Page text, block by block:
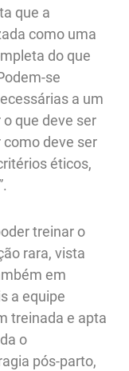
que a
como uma
do que
se
a um
que deve ser
deve ser
éticos,
treinar o
rara, vista
em
a equipe
treinada e apta
o
pós-parto,